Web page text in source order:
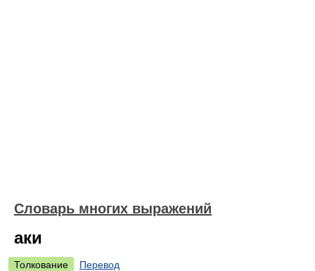
Словарь многих выражений
аки
Толкование
Перевод